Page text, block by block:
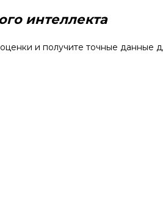
интеллекта
и получите точные данные